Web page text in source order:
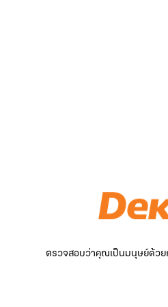
ตรวจสอบว่าคุณเป็นมนุษย์ด้วย